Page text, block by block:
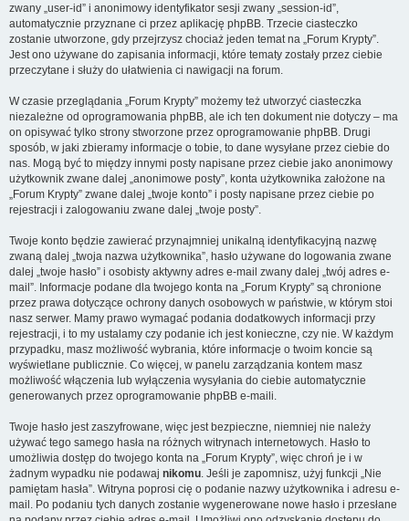
zwany „user-id” i anonimowy identyfikator sesji zwany „session-id”,
automatycznie przyznane ci przez aplikację phpBB. Trzecie ciasteczko
zostanie utworzone, gdy przejrzysz chociaż jeden temat na „Forum Krypty”.
Jest ono używane do zapisania informacji, które tematy zostały przez ciebie
przeczytane i służy do ułatwienia ci nawigacji na forum.
W czasie przeglądania „Forum Krypty” możemy też utworzyć ciasteczka
niezależne od oprogramowania phpBB, ale ich ten dokument nie dotyczy – ma
on opisywać tylko strony stworzone przez oprogramowanie phpBB. Drugi
sposób, w jaki zbieramy informacje o tobie, to dane wysyłane przez ciebie do
nas. Mogą być to między innymi posty napisane przez ciebie jako anonimowy
użytkownik zwane dalej „anonimowe posty”, konta użytkownika założone na
„Forum Krypty” zwane dalej „twoje konto” i posty napisane przez ciebie po
rejestracji i zalogowaniu zwane dalej „twoje posty”.
Twoje konto będzie zawierać przynajmniej unikalną identyfikacyjną nazwę
zwaną dalej „twoja nazwa użytkownika”, hasło używane do logowania zwane
dalej „twoje hasło” i osobisty aktywny adres e-mail zwany dalej „twój adres e-
mail”. Informacje podane dla twojego konta na „Forum Krypty” są chronione
przez prawa dotyczące ochrony danych osobowych w państwie, w którym stoi
nasz serwer. Mamy prawo wymagać podania dodatkowych informacji przy
rejestracji, i to my ustalamy czy podanie ich jest konieczne, czy nie. W każdym
przypadku, masz możliwość wybrania, które informacje o twoim koncie są
wyświetlane publicznie. Co więcej, w panelu zarządzania kontem masz
możliwość włączenia lub wyłączenia wysyłania do ciebie automatycznie
generowanych przez oprogramowanie phpBB e-maili.
Twoje hasło jest zaszyfrowane, więc jest bezpieczne, niemniej nie należy
używać tego samego hasła na różnych witrynach internetowych. Hasło to
umożliwia dostęp do twojego konta na „Forum Krypty”, więc chroń je i w
żadnym wypadku nie podawaj nikomu. Jeśli je zapomnisz, użyj funkcji „Nie
pamiętam hasła”. Witryna poprosi cię o podanie nazwy użytkownika i adresu e-
mail. Po podaniu tych danych zostanie wygenerowane nowe hasło i przesłane